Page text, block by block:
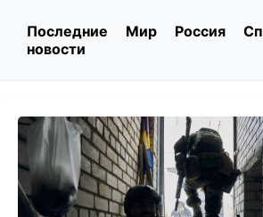
Последние
новости
Мир Россия